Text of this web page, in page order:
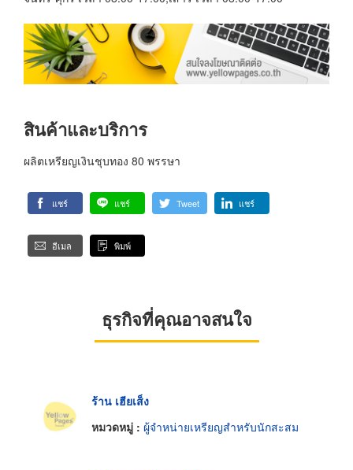
สินค้าและบริการ
ผลิตเหรียญเงินชุบทอง 80 พรรษา
แชร์ แชร์ Tweet แชร์
อีเมล พิมพ์
ธุรกิจที่คุณอาจสนใจ
ร้าน เฮียเส็ง
หมวดหมู่ : ผู้จำหน่ายเหรียญสำหรับนักสะสม